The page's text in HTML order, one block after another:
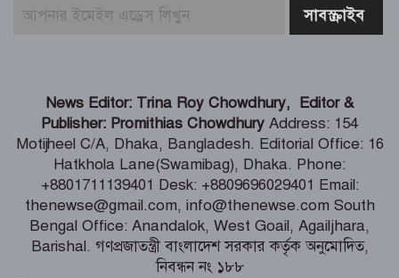
জামায়াত-এনসিপির মব সৃষ্টির সুযোগ নিতে
পারে আওয়ামী লীগ – রাশেদ খাঁন
দেশের পর্যটনকে খাতকে জনপ্রিয় করতে কাজ
করেছে সরকার – পর্যটনমন্ত্রী
স্বস্তির বার্তা পেলেন থালাপতি বিজয়, মামলা
প্রত্যাহার স্ত্রীর
দেশে হাম উপসর্গে আরও ৩ জনের মৃত্যু
News Editor: Trina Roy Chowdhury, Editor &
Publisher: Promithias Chowdhury Address: 154
Motijheel C/A, Dhaka, Bangladesh. Editorial Office: 16
Hatkhola Lane(Swamibag), Dhaka. Phone:
+8801711139401 Desk: +8809696029401 Email:
thenewse@gmail.com, info@thenewse.com South
Bengal Office: Anandalok, West Goail, Agailjhara,
Barishal. গণপ্রজাতন্ত্রী বাংলাদেশ সরকার কর্তৃক অনুমোদিত,
নিবন্ধন নং ১৮৮